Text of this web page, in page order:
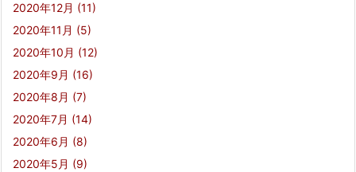
2020年12月 (11)
2020年11月 (5)
2020年10月 (12)
2020年9月 (16)
2020年8月 (7)
2020年7月 (14)
2020年6月 (8)
2020年5月 (9)